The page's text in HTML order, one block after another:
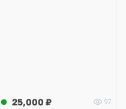
25,000 ₽ 97